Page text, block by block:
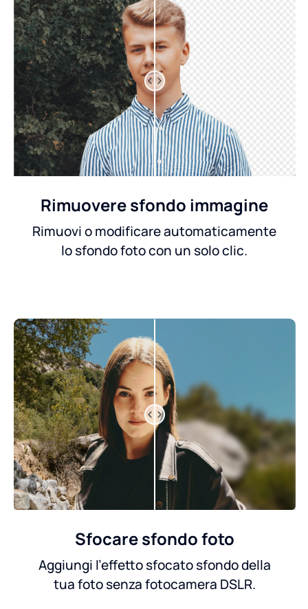
Rimuovere sfondo immagine
Rimuovi o modificare automaticamente
lo sfondo foto con un solo clic.
Sfocare sfondo foto
Aggiungi l'effetto sfocato sfondo della
tua foto senza fotocamera DSLR.